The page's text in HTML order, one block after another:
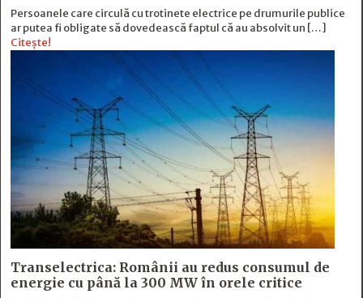
Persoanele care circulă cu trotinete electrice pe drumurile publice
ar putea fi obligate să dovedească faptul că au absolvit un […]
Citește!
Transelectrica: Românii au redus consumul de
energie cu până la 300 MW în orele critice